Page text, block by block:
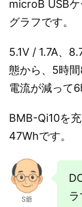
microB USB
グラフです。
5.1V / 1.7A、
態から、5時
電流が減って6
BMB-Qi10を
47Whです。
S爺